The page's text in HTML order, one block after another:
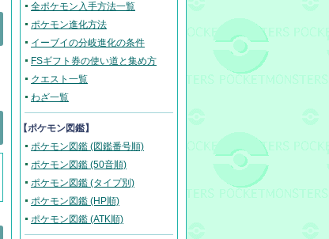
全ポケモン入手方法一覧
ポケモン進化方法
イーブイの分岐進化の条件
FSギフト券の使い道と集め方
クエスト一覧
わざ一覧
【ポケモン図鑑】
ポケモン図鑑 (図鑑番号順)
ポケモン図鑑 (50音順)
ポケモン図鑑 (タイプ別)
ポケモン図鑑 (HP順)
ポケモン図鑑 (ATK順)